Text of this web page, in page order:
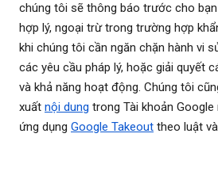
chúng tôi sẽ thông báo trước cho
hợp lý, ngoại trừ trong trường hợp
khi chúng tôi cần ngăn chặn hành vi
các yêu cầu pháp lý, hoặc giải quyết
và khả năng hoạt động. Chúng tôi
xuất nội dung trong Tài khoản
ứng dụng Google Takeout theo luật